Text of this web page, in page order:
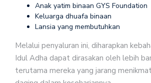
Anak yatim binaan GYS Foundation
Keluarga dhuafa binaan
Lansia yang membutuhkan
Melalui penyaluran ini, diharapkan
Idul Adha dapat dirasakan oleh lebih
terutama mereka yang jarang